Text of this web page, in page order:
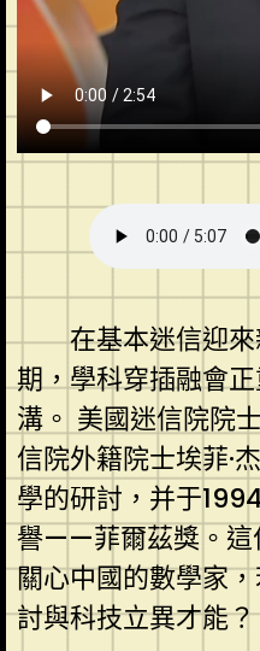
在基本迷信迎
期，學科穿插融會
溝。 美國迷信院院
信院外籍院士埃菲·
學的研討，并于
譽——菲爾茲獎。這
關心中國的數學家
討與科技立異才能？